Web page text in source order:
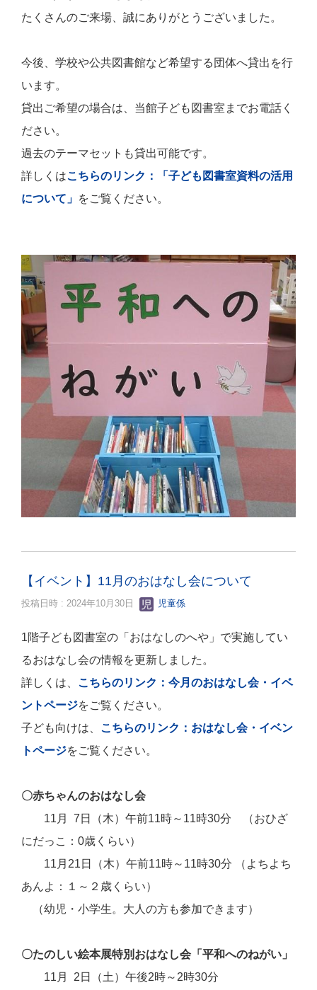
たくさんのご来場、誠にありがとうございました。
今後、学校や公共図書館など希望する団体へ貸出を行
います。
貸出ご希望の場合は、当館子ども図書室までお電話く
ださい。
過去のテーマセットも貸出可能です。
詳しくはこちらのリンク：「子ども図書室資料の活用
について」 をご覧ください。
【イベント】11月のおはなし会について
投稿日時 : 2024年10月30日 児童係
1階子ども図書室の「おはなしのへや」で実施してい
るおはなし会の情報を更新しました。
詳しくは、 こちらのリンク：今月のおはなし会・イベ
ントページをご覧ください。
子ども向けは、 こちらのリンク：おはなし会・イベン
トページをご覧ください。
〇赤ちゃんのおはなし会
11月 7日（木）午前11時～11時30分 （おひざ
にだっこ：0歳くらい）
11月21日
（木）午前11時～11時30分 （よちよち
あんよ：１～２歳くらい）
（幼児・小学生。大人の方も参加できます）
〇たのしい絵本展特別おはなし会「平和へのねがい」
11月 2日（土）午後2時～2時30分